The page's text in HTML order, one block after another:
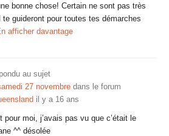
bonne chose! Certain ne sont pas très
guideront pour toutes tes démarches
afficher davantage
au sujet
27 novembre dans le forum
il y a 16 ans
pour moi, j’avais pas vu que c’était le
^^ désolée